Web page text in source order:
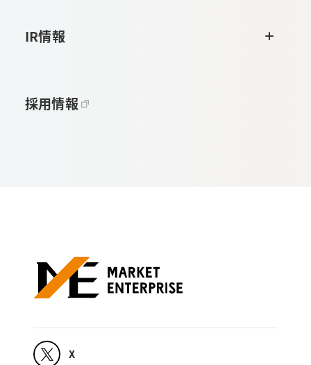
X
IR情報
採用情報